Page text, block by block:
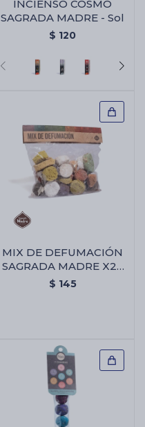
INCIENSO COSMO
SAGRADA MADRE - Sol
$ 120
MIX DE DEFUMACIÓN
SAGRADA MADRE X25
UNIDADES - Mix De
$ 145